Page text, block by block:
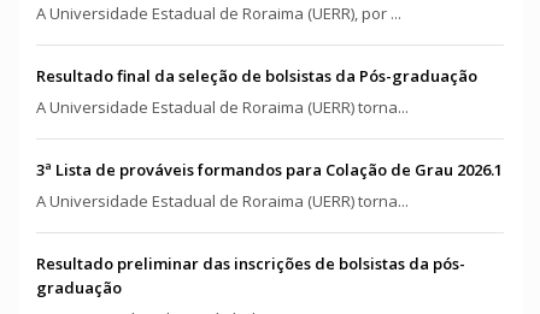
A Universidade Estadual de Roraima (UERR), por ...
Resultado final da seleção de bolsistas da Pós-graduação
A Universidade Estadual de Roraima (UERR) torna...
3ª Lista de prováveis formandos para Colação de Grau 2026.1
A Universidade Estadual de Roraima (UERR) torna...
Resultado preliminar das inscrições de bolsistas da pós-
graduação